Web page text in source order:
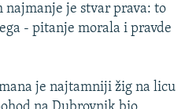
najmanje je stvar prava: to
- pitanje morala i pravde
je najtamniji žig na licu